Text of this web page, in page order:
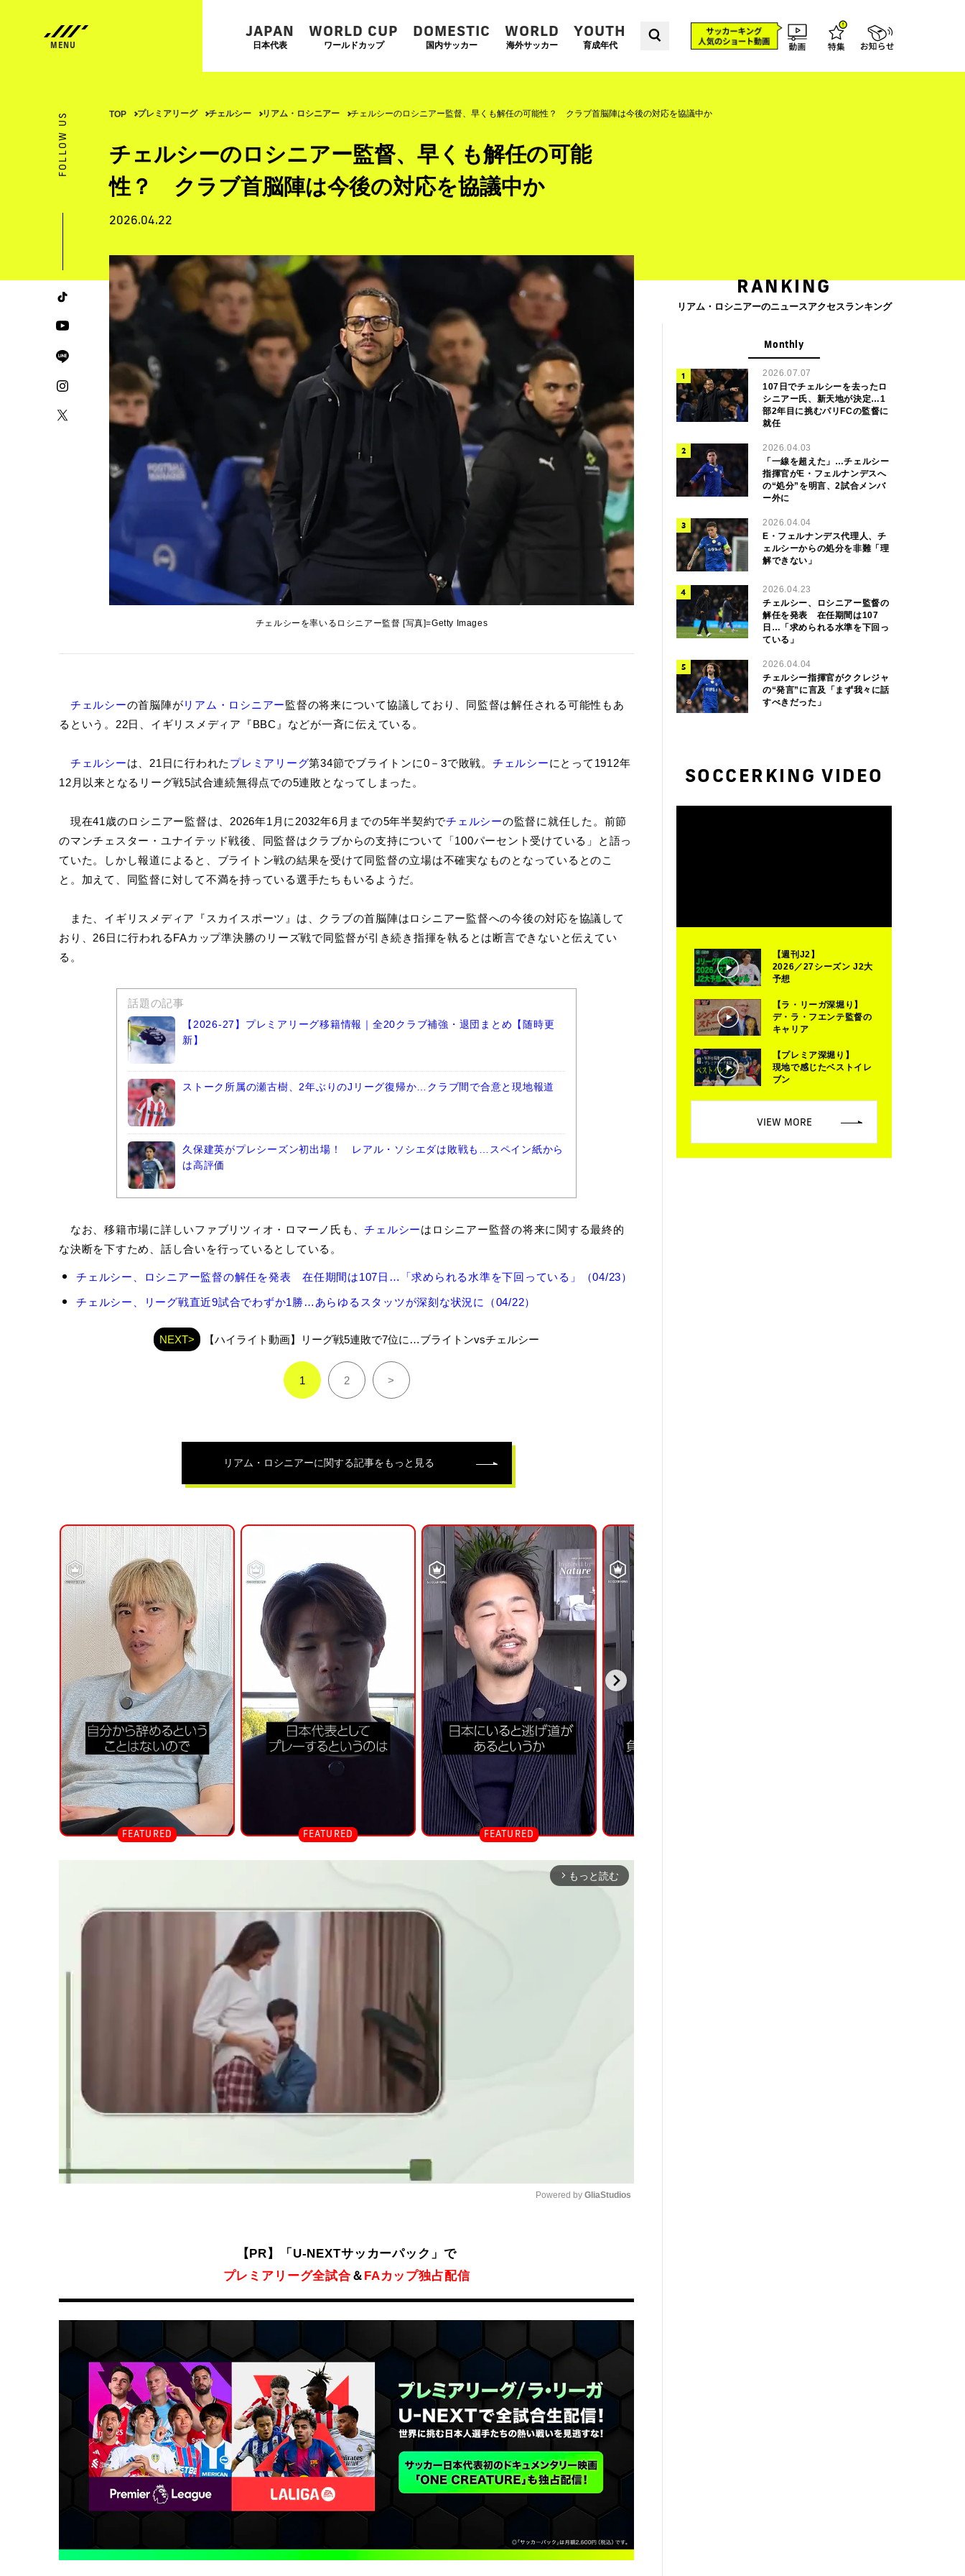
JAPAN
日本代表
WORLD CUP
ワールドカップ
DOMESTIC
国内サッカー
WORLD
海外サッカー
YOUTH
育成年代
FOLLOW US TOP プレミアリーグ チェルシー リアム・ロシニアー チェルシーのロシニアー監督、早くも解任の可能性？ クラブ首脳陣は今後の対応を協議中か
チェルシーのロシニアー監督、早くも解任の可能
性？ クラブ首脳陣は今後の対応を協議中か
2026.04.22
チェルシーを率いるロシニアー監督 [写真]=Getty Images
チェルシーの首脳陣がリアム・ロシニアー監督の将来について協議しており、同監督は解任される可能性もあ
るという。22日、イギリスメディア『BBC』などが一斉に伝えている。
チェルシーは、21日に行われた プレミアリーグ第34節でブライトンに0－3で敗戦。 チェルシーにとって1912年
12月以来となるリーグ戦5試合連続無得点での5連敗となってしまった。
現在41歳のロシニアー監督は、2026年1月に2032年6月までの5年半契約でチェルシーの監督に就任した。前節
のマンチェスター・ユナイテッド戦後、同監督はクラブからの支持について「100パーセント受けている」と語っ
ていた。しかし報道によると、ブライトン戦の結果を受けて同監督の立場は不確実なものとなっているとのこ
と。加えて、同監督に対して不満を持っている選手たちもいるようだ。
また、イギリスメディア『スカイスポーツ』は、クラブの首脳陣はロシニアー監督への今後の対応を協議して
おり、26日に行われるFAカップ準決勝のリーズ戦で同監督が引き続き指揮を執るとは断言できないと伝えてい
る。
話題の記事
【2026-27】プレミアリーグ移籍情報｜全20クラブ補強・退団まとめ【随時更
新】
ストーク所属の瀬古樹、2年ぶりのJリーグ復帰か…クラブ間で合意と現地報道
久保建英がプレシーズン初出場！ レアル・ソシエダは敗戦も…スペイン紙から
は高評価
なお、移籍市場に詳しいファブリツィオ・ロマーノ氏も、チェルシーはロシニアー監督の将来に関する最終的
な決断を下すため、話し合いを行っているとしている。
リ
ム・
チェルシー、ロシニアー監督の解任を発表 在任期間は107日…「求められる水準を下回っている」（04/23）
チェルシー、リーグ戦直近9試合でわずか1勝…あらゆるスタッツが深刻な状況に（04/22）
NEXT> 【ハイライト動画】リーグ戦5連敗で7位に…ブライトンvsチェルシー
1 2 >
リアム・ロシニアーに関する記事をもっと見る
arrow_forward_ios もっと読む
Powered by GliaStudios
【PR】「U-NEXTサッカーパック」で
プレミアリーグ全試合 ＆ FAカップ独占配信
RANKING
リアム・ロシニアーのニュースアクセスランキング
Monthly
2026.07.07
107日でチェルシーを去ったロ
シニアー氏、新天地が決定…1
部2年目に挑むパリFCの監督に
就任
2026.04.03
「一線を超えた」…チェルシー
指揮官がE・フェルナンデスへ
の“処分”を明言、2試合メンバ
ー外に
2026.04.04
E・フェルナンデス代理人、チ
ェルシーからの処分を非難「理
解できない」
2026.04.23
チェルシー、ロシニアー監督の
解任を発表 在任期間は107
日…「求められる水準を下回っ
ている」
2026.04.04
チェルシー指揮官がククレジャ
の“発言”に言及「まず我々に話
すべきだった」
SOCCERKING VIDEO
【週刊J2】
2026／27シーズン J2大
予想
【ラ・リーガ深堀り】
デ・ラ・フエンテ監督の
キャリア
【プレミア深堀り】
現地で感じたベストイレ
ブン
VIEW MORE